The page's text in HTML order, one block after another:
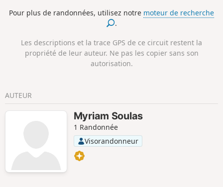
Pour plus de randonnées, utilisez notre moteur de recherche
.
Les descriptions et la trace GPS de ce circuit restent la
propriété de leur auteur. Ne pas les copier sans son
autorisation.
AUTEUR
Myriam Soulas
1 Randonnée
Visorandonneur